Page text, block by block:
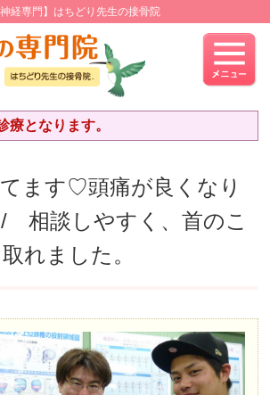
経専門】はちどり先生の接骨院
療となります。
ます♡頭痛が良くなり
相談しやすく、首のこ
れました。